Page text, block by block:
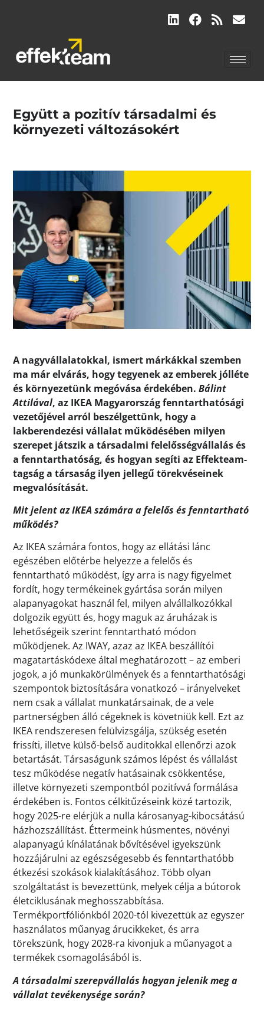
Együtt a pozitív társadalmi és
környezeti változásokért
A nagyvállalatokkal, ismert márkákkal szemben
ma már elvárás, hogy tegyenek az emberek jólléte
és környezetünk megóvása érdekében.Bálint
Attilával, az IKEA Magyarország fenntarthatósági
vezetőjével arról beszélgettünk, hogy a
lakberendezési vállalat működésében milyen
szerepet játszik a társadalmi felelősségvállalás és
a fenntarthatóság, és hogyan segíti az Effekteam-
tagság a társaság ilyen jellegű törekvéseinek
megvalósítását.
Mit jelent az IKEA számára a felelős és fenntartható
működés?
Az IKEA számára fontos, hogy az ellátási lánc
egészében előtérbe helyezze a felelős és
fenntartható működést, így arra is nagy figyelmet
fordít, hogy termékeinek gyártása során milyen
alapanyagokat használ fel, milyen alvállalkozókkal
dolgozik együtt és, hogy maguk az áruházak is
lehetőségeik szerint fenntartható módon
működjenek. Az IWAY, azaz az IKEA beszállítói
magatartáskódexe által meghatározott – az emberi
jogok, a jó munkakörülmények és a fenntarthatósági
szempontok biztosítására vonatkozó – irányelveket
nem csak a vállalat munkatársainak, de a vele
partnerségben álló cégeknek is követniük kell. Ezt az
IKEA rendszeresen felülvizsgálja, szükség esetén
frissíti, illetve külső-belső auditokkal ellenőrzi azok
betartását. Társaságunk számos lépést és vállalást
tesz működése negatív hatásainak csökkentése,
illetve környezeti szempontból pozitívvá formálása
érdekében is. Fontos célkitűzéseink közé tartozik,
hogy 2025-re elérjük a nulla károsanyag-kibocsátású
házhozszállítást. Éttermeink húsmentes, növényi
alapanyagú kínálatának bővítésével igyekszünk
hozzájárulni az egészségesebb és fenntarthatóbb
étkezési szokások kialakításához. Több olyan
szolgáltatást is bevezettünk, melyek célja a bútorok
életciklusának meghosszabbítása.
Termékportfóliónkból 2020-tól kivezettük az egyszer
használatos műanyag árucikkeket, és arra
törekszünk, hogy 2028-ra kivonjuk a műanyagot a
termékek csomagolásából is.
A társadalmi szerepvállalás hogyan jelenik meg a
vállalat tevékenysége során?